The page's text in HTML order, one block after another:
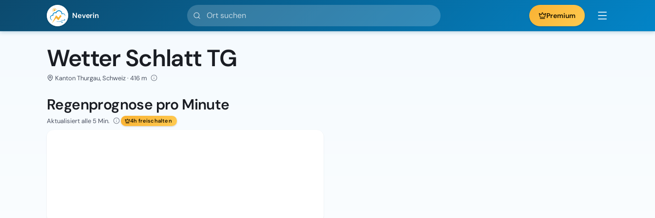
Neverin
Ort suchen
Premium
Wetter Schlatt TG
Kanton Thurgau, Schweiz · 416 m
Regenprognose pro Minute
Aktualisiert alle 5 Min. 4h freischalten